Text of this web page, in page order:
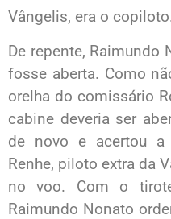
Vângelis, era o
De repente, Raimundo
fosse aberta. Como
orelha do comissário
cabine deveria ser
de novo e acertou
Renhe, piloto extra da
no voo. Com o
Raimundo Nonato